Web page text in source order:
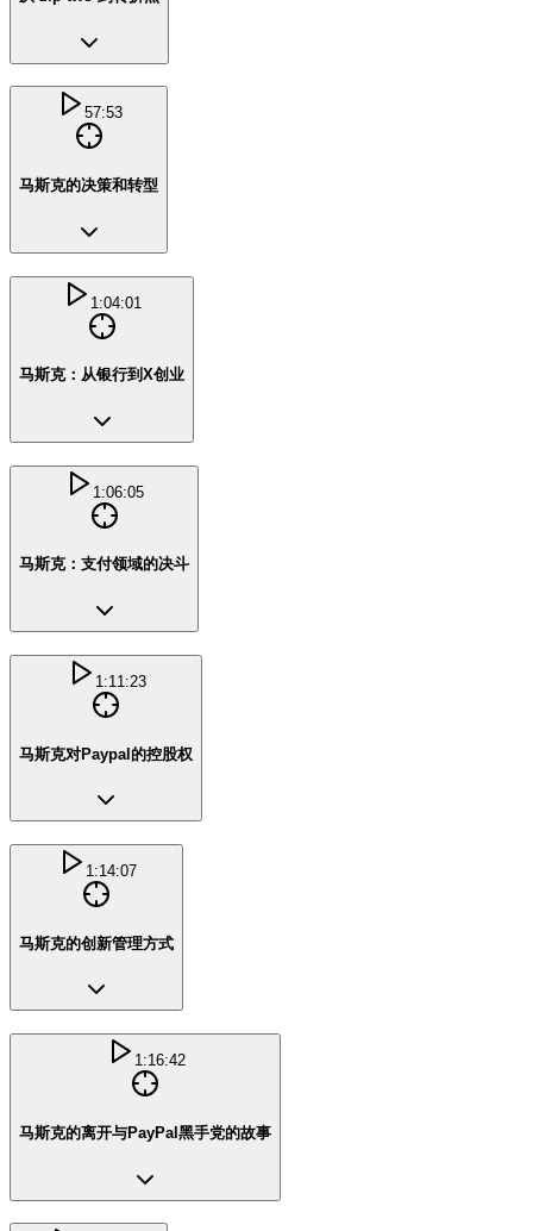
57:53
马斯克的决策和转型
1:04:01
马斯克：从银行到X创业
1:06:05
马斯克：支付领域的决斗
1:11:23
马斯克对Paypal的控股权
1:14:07
马斯克的创新管理方式
1:16:42
马斯克的离开与PayPal黑手党的故事